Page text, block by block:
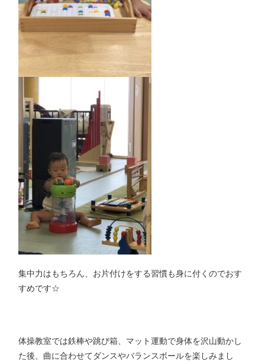
集中力はもちろん、お片付けをする習慣も身に付くのでおす
すめです☆
体操教室では鉄棒や跳び箱、マット運動で身体を沢山動かし
た後、曲に合わせてダンスやバランスボールを楽しみまし